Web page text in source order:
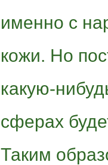
именно с
кожи. Но
какую-
сферах
Таким